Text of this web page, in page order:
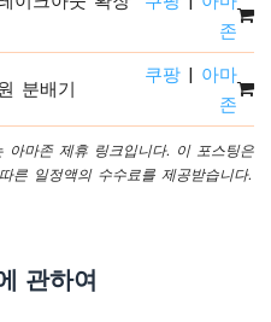
존
분배기
쿠팡 | 아마
존
마존 제휴 링크입니다. 이 포스팅은
른 일정액의 수수료를 제공받습니다.
관하여